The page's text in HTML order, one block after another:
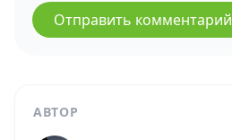
АВТОР
Отправить комментарий